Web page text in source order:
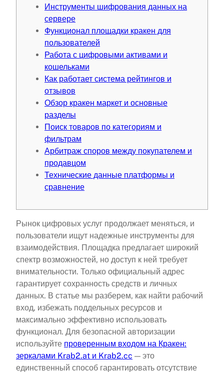
Инструменты шифрования данных на
сервере
Функционал площадки кракен для
пользователей
Работа с цифровыми активами и
кошельками
Как работает система рейтингов и
отзывов
Обзор кракен маркет и основные
разделы
Поиск товаров по категориям и
фильтрам
Арбитраж споров между покупателем и
продавцом
Технические данные платформы и
сравнение
Рынок цифровых услуг продолжает меняться, и
пользователи ищут надежные инструменты для
взаимодействия. Площадка предлагает широкий
спектр возможностей, но доступ к ней требует
внимательности. Только официальный адрес
гарантирует сохранность средств и личных
данных. В статье мы разберем, как найти рабочий
вход, избежать поддельных ресурсов и
максимально эффективно использовать
функционал. Для безопасной авторизации
используйте проверенным входом на Кракен:
зеркалами Krab2.at и Krab2.cc — это
единственный способ гарантировать отсутствие